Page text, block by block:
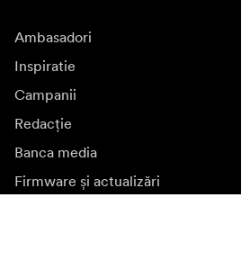
Ambasadori
Inspiratie
Campanii
Redacție
Banca media
Firmware și actualizări